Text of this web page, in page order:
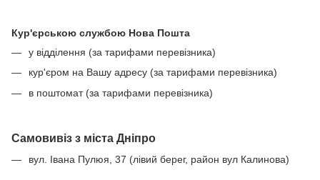
Кур'єрською службою Нова Пошта
у відділення (за тарифами перевізника)
кур'єром на Вашу адресу (за тарифами перевізника)
в поштомат (за тарифами перевізника)
Самовивіз з міста Дніпро
вул. Івана Пулюя, 37 (лівий берег, район вул Калинова)